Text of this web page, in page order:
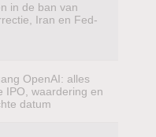
in de ban van
Iran en Fed-
OpenAI: alles
IPO, waardering en
datum